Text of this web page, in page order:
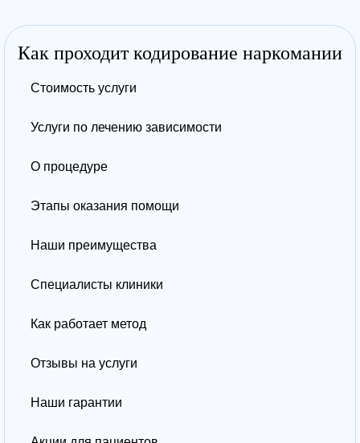
Как проходит кодирование наркомании
Стоимость услуги
Услуги по лечению зависимости
О процедуре
Этапы оказания помощи
Наши преимущества
Специалисты клиники
Как работает метод
Отзывы на услуги
Наши гарантии